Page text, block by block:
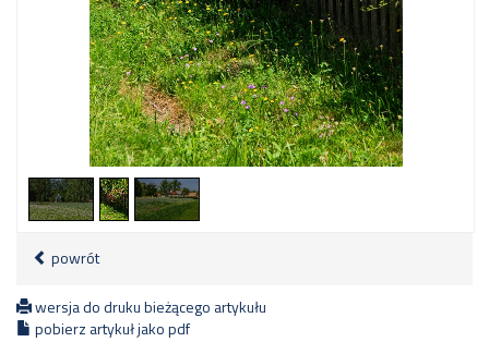
powrót
wersja do druku bieżącego artykułu
pobierz artykuł jako pdf